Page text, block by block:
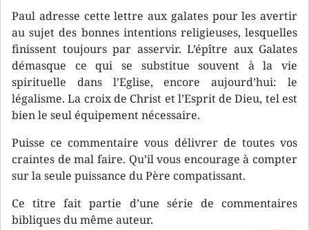
Paul adresse cette lettre aux galates pour les avertir
au sujet des bonnes intentions religieuses, lesquelles
finissent toujours par asservir. L’épître aux Galates
démasque ce qui se substitue souvent à la vie
spirituelle dans l’Eglise, encore aujourd’hui: le
légalisme. La croix de Christ et l’Esprit de Dieu, tel est
bien le seul équipement nécessaire.
Puisse ce commentaire vous délivrer de toutes vos
craintes de mal faire. Qu’il vous encourage à compter
sur la seule puissance du Père compatissant.
Ce titre fait partie d’une série de commentaires
bibliques du même auteur.